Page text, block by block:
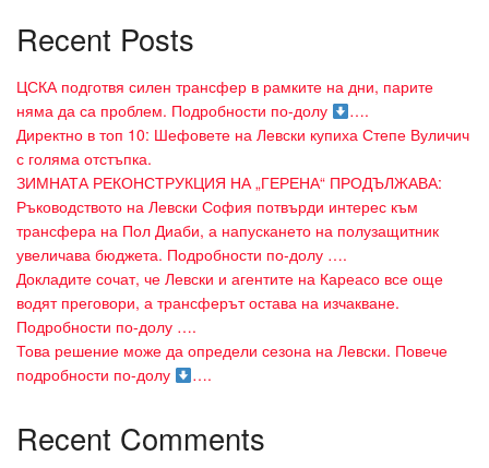
Recent Posts
ЦСКА подготвя силен трансфер в рамките на дни, парите
няма да са проблем. Подробности по-долу
….
Директно в топ 10: Шефовете на Левски купиха Степе Вуличич
с голяма отстъпка.
ЗИМНАТА РЕКОНСТРУКЦИЯ НА „ГЕРЕНА“ ПРОДЪЛЖАВА:
Ръководството на Левски София потвърди интерес към
трансфера на Пол Диаби, а напускането на полузащитник
увеличава бюджета. Подробности по-долу ….
Докладите сочат, че Левски и агентите на Кареасо все още
водят преговори, а трансферът остава на изчакване.
Подробности по-долу ….
Това решение може да определи сезона на Левски. Повече
подробности по-долу
….
Recent Comments